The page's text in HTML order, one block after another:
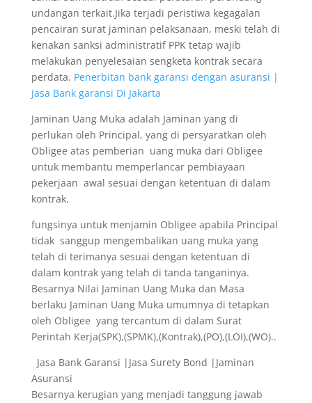
undangan terkait.Jika terjadi peristiwa kegagalan
pencairan surat jaminan pelaksanaan, meski telah di
kenakan sanksi administratif PPK tetap wajib
melakukan penyelesaian sengketa kontrak secara
perdata. Penerbitan bank garansi dengan asuransi |
Jasa Bank garansi Di Jakarta
Jaminan Uang Muka adalah Jaminan yang di
perlukan oleh Principal, yang di persyaratkan oleh
Obligee atas pemberian uang muka dari Obligee
untuk membantu memperlancar pembiayaan
pekerjaan awal sesuai dengan ketentuan di dalam
kontrak.
fungsinya untuk menjamin Obligee apabila Principal
tidak sanggup mengembalikan uang muka yang
telah di terimanya sesuai dengan ketentuan di
dalam kontrak yang telah di tanda tanganinya.
Besarnya Nilai Jaminan Uang Muka dan Masa
berlaku Jaminan Uang Muka umumnya di tetapkan
oleh Obligee yang tercantum di dalam Surat
Perintah Kerja(SPK),(SPMK),(Kontrak),(PO),(LOI),(WO)..
Jasa Bank Garansi |Jasa Surety Bond |Jaminan
Asuransi
Besarnya kerugian yang menjadi tanggung jawab